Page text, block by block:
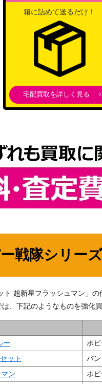
箱に詰めて送るだけ！
宅配買取を詳しく見る
戦隊シリー
ト 超新星フラッシュマン」
、下記のようなものを強化買
ー
ポ
ット
バン
ン
ポ